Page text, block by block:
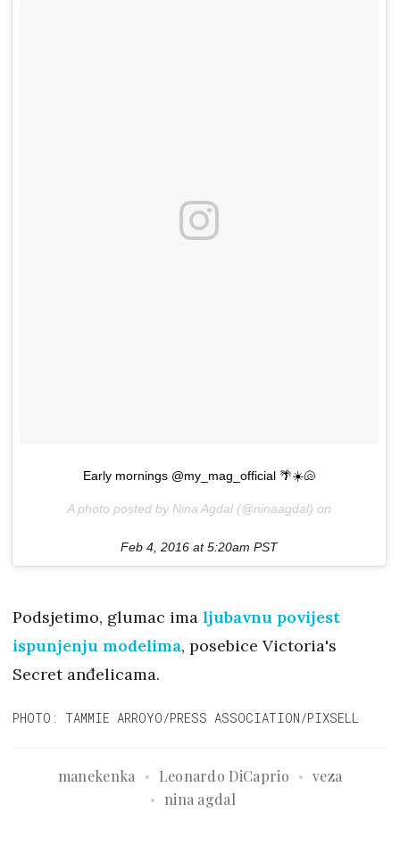
Early mornings @my_mag_official 🌴☀️🐚
A photo posted by Nina Agdal (@ninaagdal) on
Feb 4, 2016 at 5:20am PST
Podsjetimo, glumac ima ljubavnu povijest
ispunjenju modelima, posebice Victoria's
Secret anđelicama.
PHOTO: TAMMIE ARROYO/PRESS ASSOCIATION/PIXSELL
manekenka Leonardo DiCaprio
veza
nina agdal